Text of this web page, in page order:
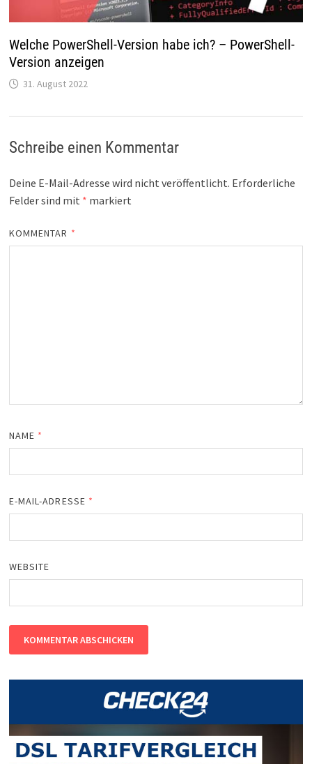
Welche PowerShell-Version habe ich? – PowerShell-
Version anzeigen
31. August 2022
Schreibe einen Kommentar
Deine E-Mail-Adresse wird nicht veröffentlicht. Erforderliche
Felder sind mit * markiert
KOMMENTAR *
NAME *
E-MAIL-ADRESSE *
WEBSITE